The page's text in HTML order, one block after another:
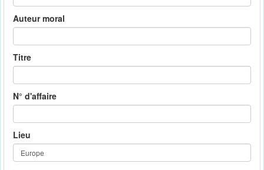
Auteur moral
Titre
N° d'affaire
Lieu